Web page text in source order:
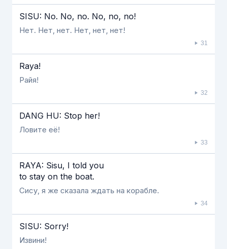
SISU: No. No, no. No, no, no!
Нет. Нет, нет. Нет, нет, нет!
31
Raya!
Райя!
32
DANG HU: Stop her!
Ловите её!
33
RAYA: Sisu, I told you
to stay on the boat.
Сису, я же сказала ждать на корабле.
34
SISU: Sorry!
Извини!